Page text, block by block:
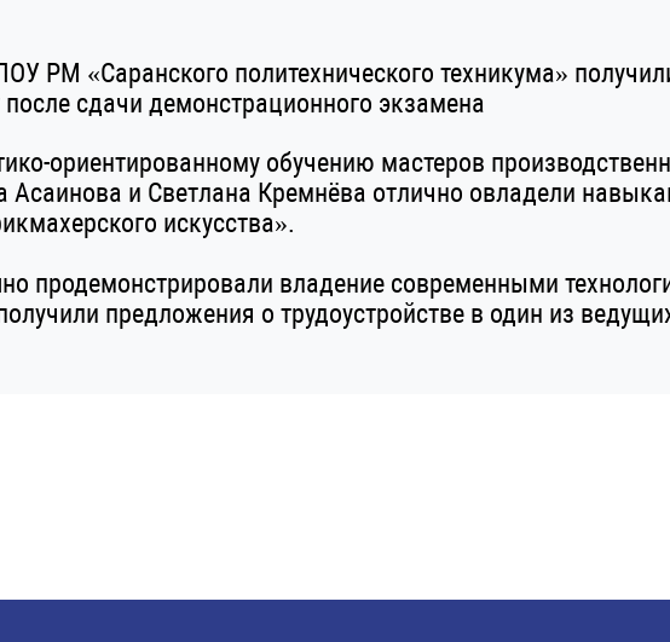
РМ «Саранского политехнического техникума»
после сдачи демонстрационного экзамена
ориентированному обучению мастеров
Асаинова и Светлана Кремнёва отлично овладели
искусства».
продемонстрировали владение современными
предложения о трудоустройстве в один из